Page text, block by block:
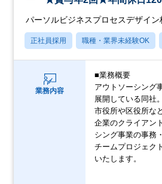
パーソルビジネスプロセスデザイン
正社員採用 職種・業界未経験OK
業務内容
■業務概要
アウトソーシング
展開している同社。
市役所や区役所な
企業のクライアン
シング事業の事務
チームプロジェク
いたします。